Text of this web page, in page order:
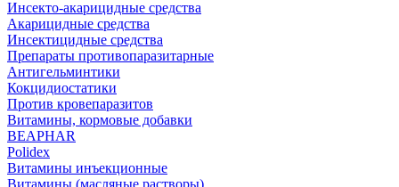
Инсекто-акарицидные средства
Акарицидные средства
Инсектицидные средства
Препараты противопаразитарные
Антигельминтики
Кокцидиостатики
Против кровепаразитов
Витамины, кормовые добавки
BEAPHAR
Polidex
Витамины инъекционные
Витамины (масляные растворы)